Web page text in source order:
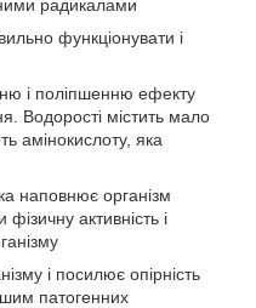
радикалами
функціонувати і
і поліпшенню ефекту
Водорості містить мало
амінокислоту, яка
наповнює організм
активність і
і посилює опірність
патогенних